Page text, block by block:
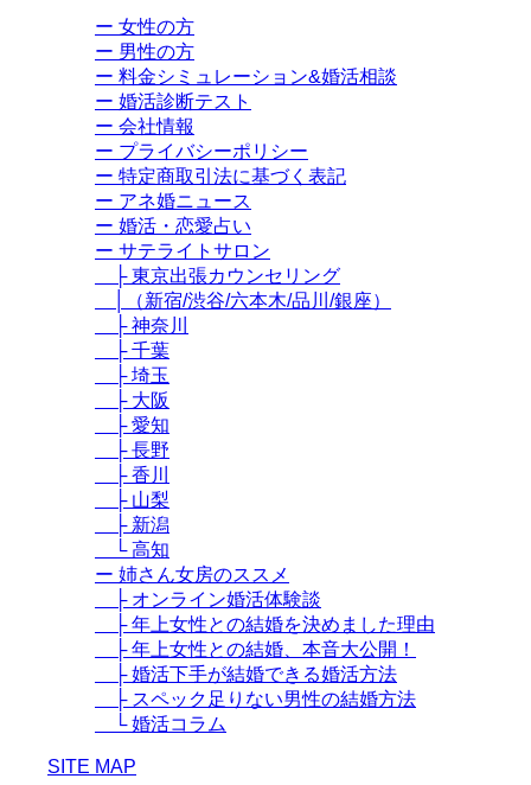
ー 女性の方
ー 男性の方
ー 料金シミュレーション&婚活相談
ー 婚活診断テスト
ー 会社情報
ー プライバシーポリシー
ー 特定商取引法に基づく表記
ー アネ婚ニュース
ー 婚活・恋愛占い
ー サテライトサロン
├ 東京出張カウンセリング
│（新宿/渋谷/六本木/品川/銀座）
├ 神奈川
├ 千葉
├ 埼玉
├ 大阪
├ 愛知
├ 長野
├ 香川
├ 山梨
├ 新潟
└ 高知
ー 姉さん女房のススメ
├ オンライン婚活体験談
├ 年上女性との結婚を決めました理由
├ 年上女性との結婚、本音大公開！
├ 婚活下手が結婚できる婚活方法
├ スペック足りない男性の結婚方法
└ 婚活コラム
SITE MAP